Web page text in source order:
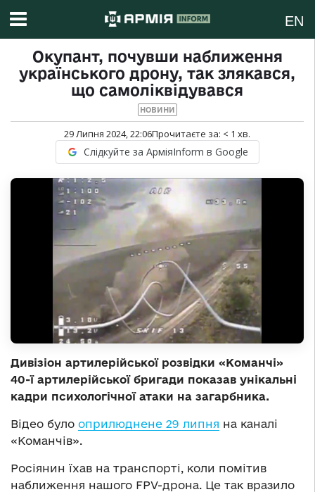
EN
Окупант, почувши наближення
українського дрону, так злякався,
що самоліквідувався
НОВИНИ
29 Липня 2024, 22:06Прочитаєте за: < 1 хв.
Слідкуйте за АрміяInform в Google
Дивізіон артилерійської розвідки «Команчі»
40-ї артилерійської бригади показав унікальні
кадри психологічної атаки на загарбника.
Відео було оприлюднене 29 липня на каналі
«Команчів».
Росіянин їхав на транспорті, коли помітив
наближення нашого FPV-дрона. Це так вразило